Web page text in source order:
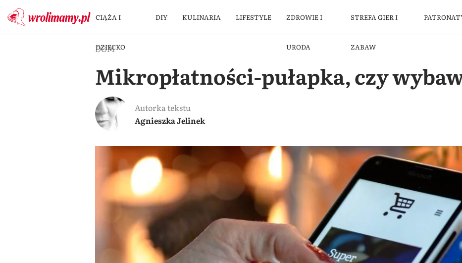
CIĄŻA I
DZIECKO
DIY KULINARIA LIFESTYLE ZDROWIE I
URODA
STREFA GIER I
ZABAW
DOM
Mikropłatności-pułapka, czy
Autorka tekstu
Agnieszka Jelinek